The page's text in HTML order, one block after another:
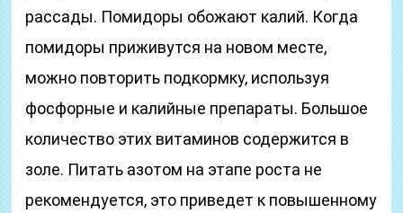
рассады. Помидоры обожают калий. Когда
помидоры приживутся на новом месте,
можно повторить подкормку, используя
фосфорные и калийные препараты. Большое
количество этих витаминов содержится в
золе. Питать азотом на этапе роста не
рекомендуется, это приведет к повышенному